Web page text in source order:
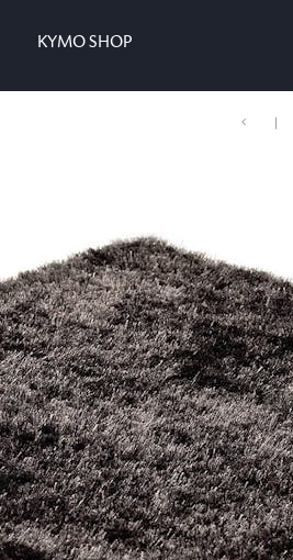
KYMO SHOP
|